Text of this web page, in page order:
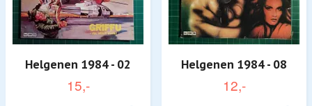
Helgenen 1984 - 02
15,-
Helgenen 1984 - 08
12,-